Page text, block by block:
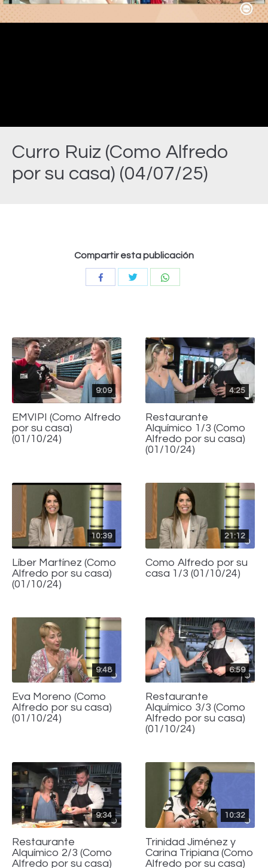
Curro Ruiz (Como Alfredo
por su casa) (04/07/25)
Video
Compartir esta publicación
CompartirCompartir
9:09
EMVIPI (Como Alfredo
por su casa)
(01/10/24)
4:25
Restaurante
Alquímico 1/3 (Como
Alfredo por su casa)
(01/10/24)
10:39
Líber Martínez (Como
Alfredo por su casa)
(01/10/24)
21:12
Como Alfredo por su
casa 1/3 (01/10/24)
9:48
Eva Moreno (Como
Alfredo por su casa)
(01/10/24)
6:59
Restaurante
Alquímico 3/3 (Como
Alfredo por su casa)
(01/10/24)
9:34
Restaurante
Alquímico 2/3 (Como
Alfredo por su casa)
10:32
Trinidad Jiménez y
Carina Tripiana (Como
Alfredo por su casa)